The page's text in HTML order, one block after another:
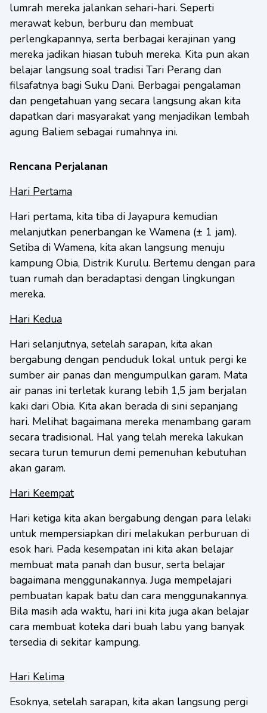
lumrah mereka jalankan sehari-hari. Seperti
merawat kebun, berburu dan membuat
perlengkapannya, serta berbagai kerajinan yang
mereka jadikan hiasan tubuh mereka. Kita pun akan
belajar langsung soal tradisi Tari Perang dan
filsafatnya bagi Suku Dani. Berbagai pengalaman
dan pengetahuan yang secara langsung akan kita
dapatkan dari masyarakat yang menjadikan lembah
agung Baliem sebagai rumahnya ini.
Rencana Perjalanan
Hari Pertama
Hari pertama, kita tiba di Jayapura kemudian
melanjutkan penerbangan ke Wamena (± 1 jam).
Setiba di Wamena, kita akan langsung menuju
kampung Obia, Distrik Kurulu. Bertemu dengan para
tuan rumah dan beradaptasi dengan lingkungan
mereka.
Hari Kedua
Hari selanjutnya, setelah sarapan, kita akan
bergabung dengan penduduk lokal untuk pergi ke
sumber air panas dan mengumpulkan garam. Mata
air panas ini terletak kurang lebih 1,5 jam berjalan
kaki dari Obia. Kita akan berada di sini sepanjang
hari. Melihat bagaimana mereka menambang garam
secara tradisional. Hal yang telah mereka lakukan
secara turun temurun demi pemenuhan kebutuhan
akan garam.
Hari Keempat
Hari ketiga kita akan bergabung dengan para lelaki
untuk mempersiapkan diri melakukan perburuan di
esok hari. Pada kesempatan ini kita akan belajar
membuat mata panah dan busur, serta belajar
bagaimana menggunakannya. Juga mempelajari
pembuatan kapak batu dan cara menggunakannya.
Bila masih ada waktu, hari ini kita juga akan belajar
cara membuat koteka dari buah labu yang banyak
tersedia di sekitar kampung.
Hari Kelima
Esoknya, setelah sarapan, kita akan langsung pergi